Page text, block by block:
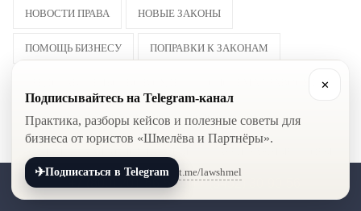
НОВОСТИ ПРАВА НОВЫЕ ЗАКОНЫ
ПОМОЩЬ БИЗНЕСУ ПОПРАВКИ К ЗАКОНАМ
СИСТЕМА ПРАВОСУДИЯ
СУД ТРУДОВОЕ ПРАВО ФНС ЭЦП
АУТСОРСИНГ ИСКОВОЕ ЗАЯВЛЕНИЕ
✕
Подписывайтесь на Telegram-канал
Практика, разборы кейсов и полезные советы для
бизнеса от юристов «Шмелёва и Партнёры».
✈Подписаться в Telegram t.me/lawshmel
+7 (800) 201-56-52 +7 (8452) 30-90-56